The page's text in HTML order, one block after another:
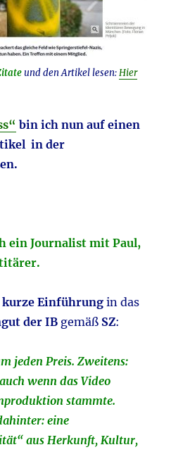
und den Artikel lesen:Hier
bin ich nun auf einen
in der
ein Journalist mit Paul,
kurze Einführung in das
der IB gemäß SZ:
jeden Preis. Zweitens:
wenn das Video
stammte.
eine
aus Herkunft, Kultur,